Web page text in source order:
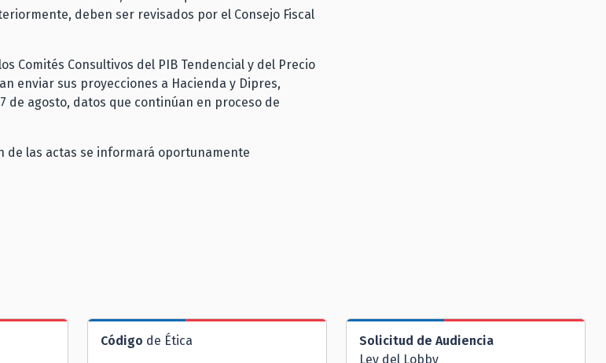
deben ser revisados por el Consejo Fiscal
Comités Consultivos del PIB Tendencial y del Precio
enviar sus proyecciones a Hacienda y Dipres,
de agosto, datos que continúan en proceso de
de las actas se informará oportunamente
Código de Ética
Solicitud de Audiencia
Ley del Lobby